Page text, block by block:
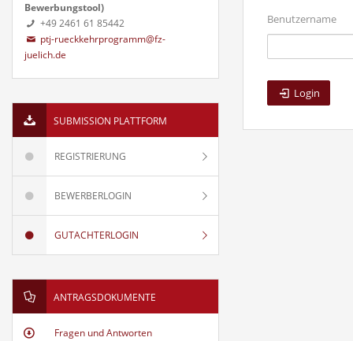
Bewerbungstool)
+49 2461 61 85442
ptj-rueckkehrprogramm@fz-
juelich.de
SUBMISSION PLATTFORM
REGISTRIERUNG
BEWERBERLOGIN
GUTACHTERLOGIN
ANTRAGSDOKUMENTE
Fragen und Antworten
Benutzername
Login